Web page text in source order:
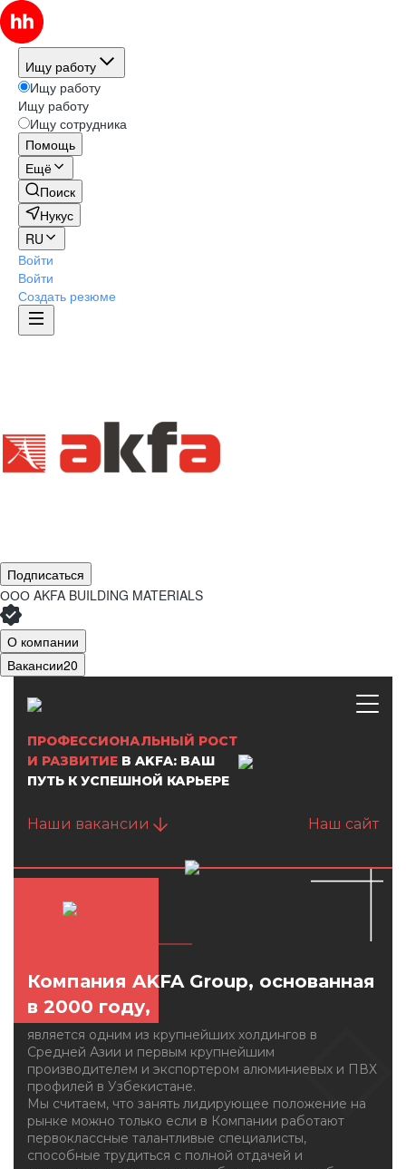
Ищу работу
Ищу работу
Ищу работу
Ищу сотрудника
Помощь
Ещё
Поиск
Нукус
RU
Войти
Войти
Создать резюме
Подписаться
ООО AKFA BUILDING MATERIALS
О компании
Вакансии20
ПРОФЕССИОНАЛЬНЫЙ РОСТ
И РАЗВИТИЕ В AKFA: ВАШ
ПУТЬ К УСПЕШНОЙ КАРЬЕРЕ
Наши вакансии Наш сайт
Компания AKFA Group, основанная
в 2000 году,
является одним из крупнейших холдингов в
Средней Азии и первым крупнейшим
производителем и экспортером алюминиевых и ПВХ
профилей в Узбекистане.
Мы считаем, что занять лидирующее положение на
рынке можно только если в Компании работают
первоклассные талантливые специалисты,
способные трудиться с полной отдачей и